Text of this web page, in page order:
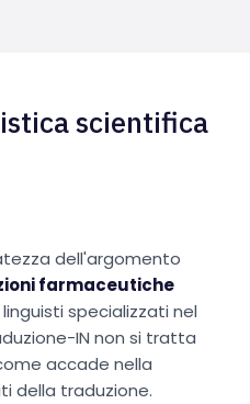
scientifica
dell'argomento
farmaceutiche
specializzati nel
IN non si tratta
accade nella
della traduzione.